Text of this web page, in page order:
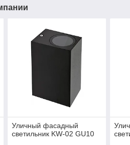
Уличный фасадный
светильник KW-02 GU10